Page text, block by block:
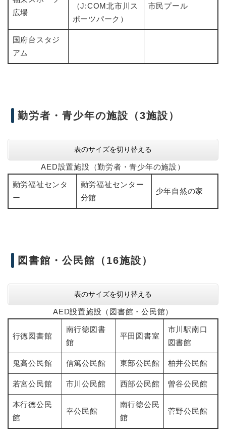
広場
（J:COM北市川ス
ポーツパーク）
市民プール
国府台スタジ
アム
勤労者・青少年の施設（3施設）
表のサイズを切り替える
AED設置施設（勤労者・青少年の施設）
勤労福祉センタ
ー
勤労福祉センター
分館
少年自然の家
図書館・公民館（16施設）
表のサイズを切り替える
AED設置施設（図書館・公民館）
行徳図書館
南行徳図書
館
平田図書室
市川駅南口
図書館
鬼高公民館 信篤公民館 東部公民館 柏井公民館
若宮公民館 市川公民館 西部公民館 曽谷公民館
本行徳公民
館
幸公民館
南行徳公民
館
菅野公民館